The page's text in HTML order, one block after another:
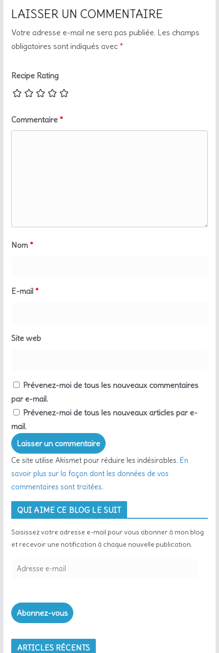
LAISSER UN COMMENTAIRE
Votre adresse e-mail ne sera pas publiée. Les champs
obligatoires sont indiqués avec *
Recipe Rating
Commentaire *
Nom *
E-mail *
Site web
Prévenez-moi de tous les nouveaux commentaires
par e-mail.
Prévenez-moi de tous les nouveaux articles par e-
mail.
Ce site utilise Akismet pour réduire les indésirables. En
savoir plus sur la façon dont les données de vos
commentaires sont traitées.
QUI AIME CE BLOG LE SUIT
Saisissez votre adresse e-mail pour vous abonner à mon blog
et recevoir une notification à chaque nouvelle publication.
s
e
Abonnez-vous
ARTICLES RÉCENTS